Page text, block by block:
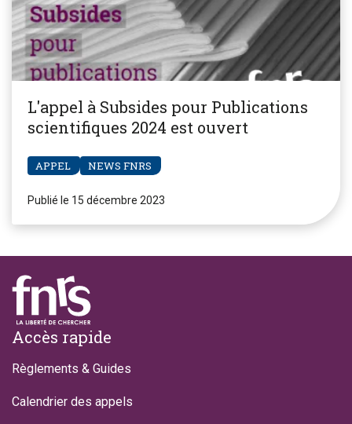
L'appel à Subsides pour Publications
scientifiques 2024 est ouvert
APPEL NEWS FNRS
Publié le 15 décembre 2023
Footer
Accès rapide
Règlements & Guides
Calendrier des appels